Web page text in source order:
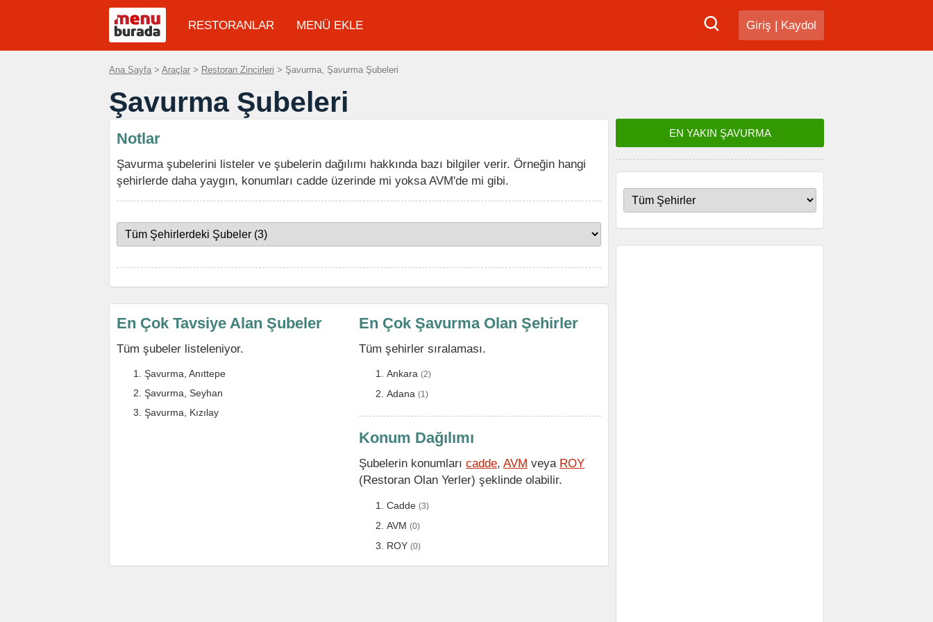
Giriş | Kaydol
RESTORANLAR MENÜ EKLE
Ana Sayfa > Araçlar > Restoran Zincirleri > Şavurma, Şavurma Şubeleri
Şavurma Şubeleri
EN YAKIN ŞAVURMA
Notlar
Şavurma şubelerini listeler ve şubelerin dağılımı hakkında bazı bilgiler verir. Örneğin hangi
şehirlerde daha yaygın, konumları cadde üzerinde mi yoksa AVM'de mi gibi.
En Çok Tavsiye Alan Şubeler
Tüm şubeler listeleniyor.
Şavurma, Anıttepe
Şavurma, Seyhan
Şavurma, Kızılay
En Çok Şavurma Olan Şehirler
Tüm şehirler sıralaması.
Ankara (2)
Adana (1)
Konum Dağılımı
Şubelerin konumları cadde, AVM veya ROY
(Restoran Olan Yerler) şeklinde olabilir.
Cadde (3)
AVM (0)
ROY (0)